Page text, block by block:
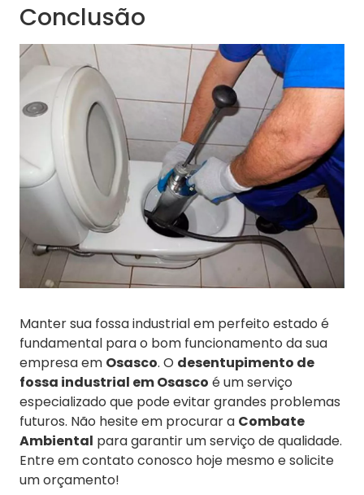
Conclusão
Manter sua fossa industrial em perfeito estado é
fundamental para o bom funcionamento da sua
empresa em Osasco. O desentupimento de
fossa industrial em Osasco é um serviço
especializado que pode evitar grandes problemas
futuros. Não hesite em procurar a Combate
Ambiental para garantir um serviço de qualidade.
Entre em contato conosco hoje mesmo e solicite
um orçamento!